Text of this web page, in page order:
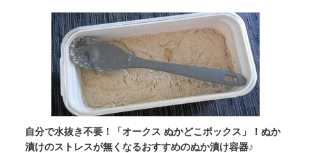
自分で水抜き不要！「オークス ぬかどこボックス」！ぬか
漬けのストレスが無くなるおすすめのぬか漬け容器♪